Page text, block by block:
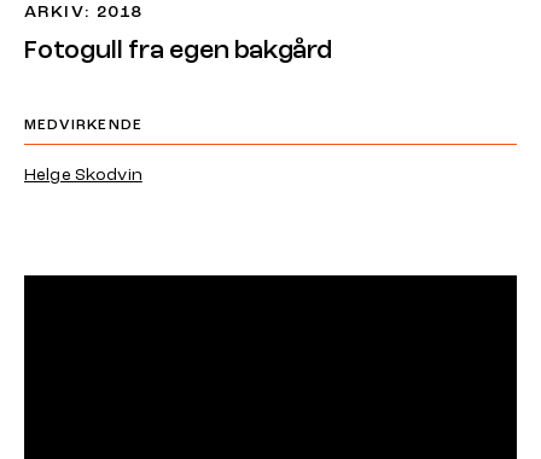
ARKIV: 2018
Fotogull fra egen bakgård
MEDVIRKENDE
Helge Skodvin